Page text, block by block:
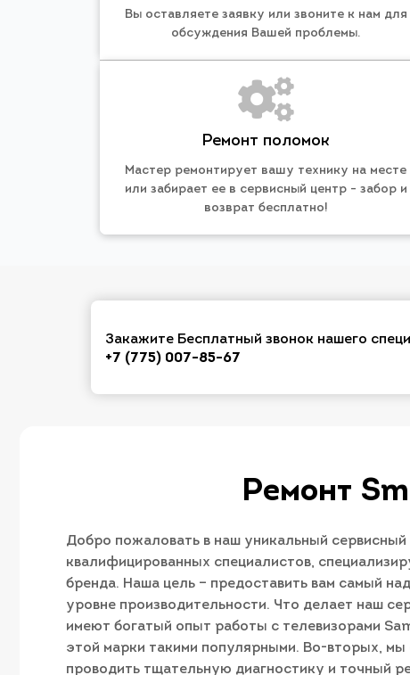
Вы оставляете заявку или звоните к нам для
обсуждения Вашей проблемы.
Ремонт поломок
Мастер ремонтирует вашу технику на месте
или забирает ее в сервисный центр - забор и
возврат бесплатно!
Закажите Бесплатный звонок нашего
+7 (775) 007-85-67
Ремонт
Добро пожаловать в наш уникальный
квалифицированных специалистов,
бренда. Наша цель – предоставить вам самый
уровне производительности. Что делает наш
имеют богатый опыт работы с телевизорами
этой марки такими популярными. Во-вторых,
проводить тщательную диагностику и точный